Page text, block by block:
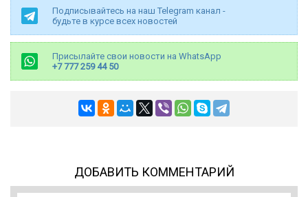
Подписывайтесь на наш Telegram канал -
будьте в курсе всех новостей
Присылайте свои новости на WhatsApp
+7 777 259 44 50
ДОБАВИТЬ КОММЕНТАРИЙ